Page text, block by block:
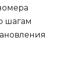
шагам